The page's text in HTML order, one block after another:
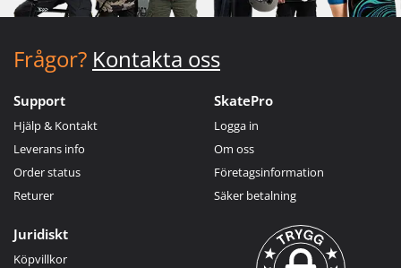
Frågor? Kontakta oss
Support
Hjälp & Kontakt
Leverans info
Order status
Returer
SkatePro
Logga in
Om oss
Företagsinformation
Säker betalning
Juridiskt
Köpvillkor